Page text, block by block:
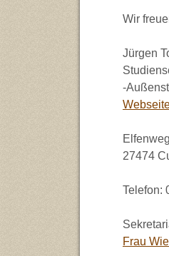
Wir
Jürgen
-
27474
Telefon:
Frau